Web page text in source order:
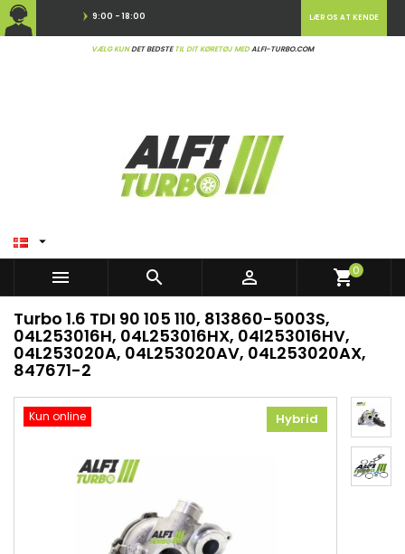
9:00 - 18:00
VÆLG KUNDET BEDSTETIL DIT KØRETØJ MEDALFI-TURBO.COM
LÆR OS AT KENDE

   shopping_cart0
Turbo 1.6 TDI 90 105 110, 813860-5003S,
04L253016H, 04L253016HX, 04l253016HV,
04L253020A, 04L253020AV, 04L253020AX,
847671-2
Kun online Hybrid